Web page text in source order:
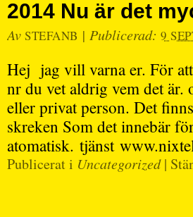
2014 Nu är det
Av STEFANB | Publicerad: 9
Hej jag vill varna er. För
nr du vet aldrig vem det är.
eller privat person. Det
skreken Som det innebär
atomatisk. tjänst
Publicerat i Uncategorized |